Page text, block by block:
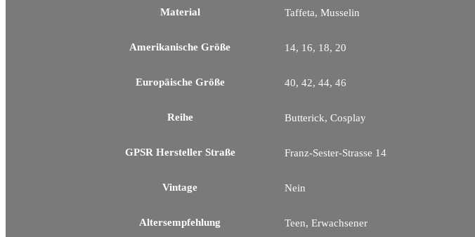
Material Taffeta, Musselin
Amerikanische Größe 14, 16, 18, 20
Europäische Größe 40, 42, 44, 46
Reihe Butterick, Cosplay
GPSR Hersteller Straße Franz-Sester-Strasse 14
Vintage Nein
Altersempfehlung Teen, Erwachsener